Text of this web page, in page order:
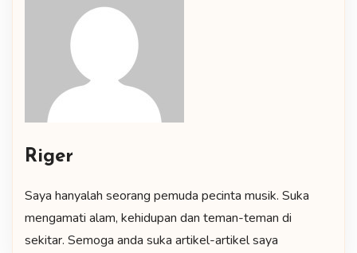
Riger
Saya hanyalah seorang pemuda pecinta musik. Suka
mengamati alam, kehidupan dan teman-teman di
sekitar. Semoga anda suka artikel-artikel saya